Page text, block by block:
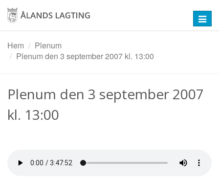
Hoppa
huvudinnehåll
Hem
Plenum
Plenum den 3 september 2007 kl. 13:00
Plenum den 3 september 2007
kl. 13:00